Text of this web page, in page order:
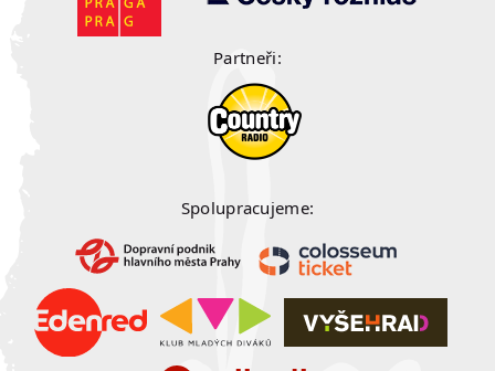
Partneři:
Spolupracujeme: